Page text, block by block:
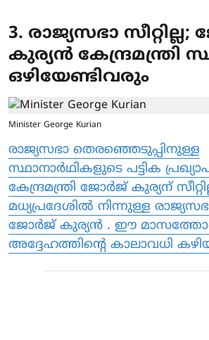
3. രാജ്യസഭാ
കുര്യന്‍ കേന്ദ്രമന്ത്രി
ഒഴിയേണ്ടിവരും
Minister George Kurian
രാജ്യസഭാ തെരഞ്ഞെടുപ്പിനുള്ള
സ്ഥാനാർഥികളുടെ പട്ടിക
കേന്ദ്രമന്ത്രി ജോർജ് കുര്യന്
മധ്യപ്രദേശില്‍ നിന്നുള്ള
ജോര്‍ജ് കുര്യന്‍ . ഈ
അദ്ദേഹത്തിന്റെ കാലാവധി